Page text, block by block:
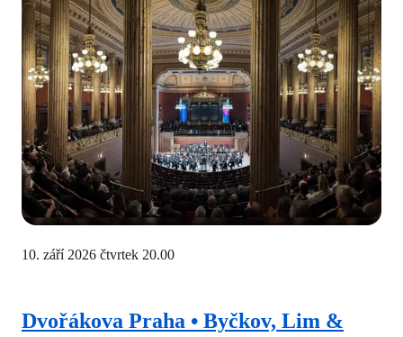
Dvořákova Praha • Byčkov, Lim &
10. září 2026 čtvrtek 20.00